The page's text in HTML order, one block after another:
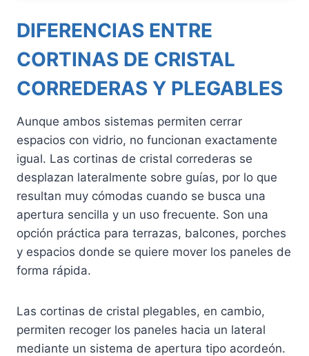
DIFERENCIAS ENTRE
CORTINAS DE CRISTAL
CORREDERAS Y PLEGABLES
Aunque ambos sistemas permiten cerrar
espacios con vidrio, no funcionan exactamente
igual. Las cortinas de cristal correderas se
desplazan lateralmente sobre guías, por lo que
resultan muy cómodas cuando se busca una
apertura sencilla y un uso frecuente. Son una
opción práctica para terrazas, balcones, porches
y espacios donde se quiere mover los paneles de
forma rápida.
Las cortinas de cristal plegables, en cambio,
permiten recoger los paneles hacia un lateral
mediante un sistema de apertura tipo acordeón.